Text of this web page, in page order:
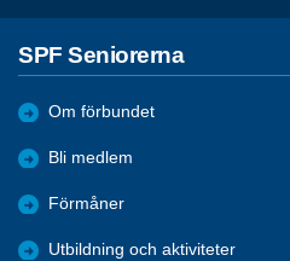
SPF Seniorerna
Om förbundet
Bli medlem
Förmåner
Utbildning och aktiviteter